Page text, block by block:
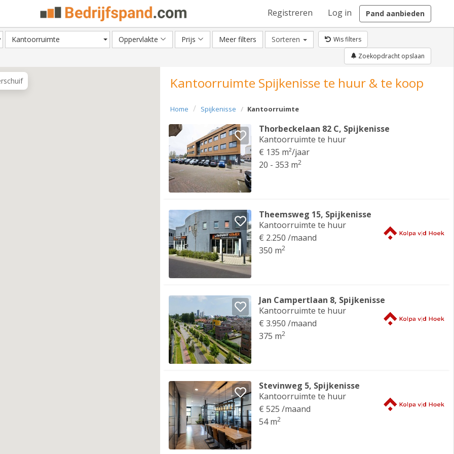
Registreren Log in Pand aanbieden
Kantoorruimte Oppervlakte Prijs Meer filters Sorteren
Wis filters
Zoekopdracht opslaan
Kantoorruimte Spijkenisse te huur & te koop
Home Spijkenisse Kantoorruimte
Thorbeckelaan 82 C, Spijkenisse
Kantoorruimte te huur
€ 135 m²/jaar
20 - 353 m2
Theemsweg 15, Spijkenisse
Kantoorruimte te huur
€ 2.250 /maand
350 m2
Jan Campertlaan 8, Spijkenisse
Kantoorruimte te huur
€ 3.950 /maand
375 m2
Stevinweg 5, Spijkenisse
Kantoorruimte te huur
€ 525 /maand
54 m2